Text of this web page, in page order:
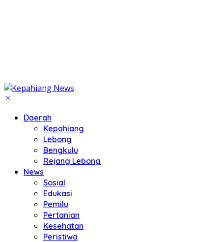
Daerah
Kepahiang
Lebong
Bengkulu
Rejang Lebong
News
Sosial
Edukasi
Pemilu
Pertanian
Kesehatan
Peristiwa